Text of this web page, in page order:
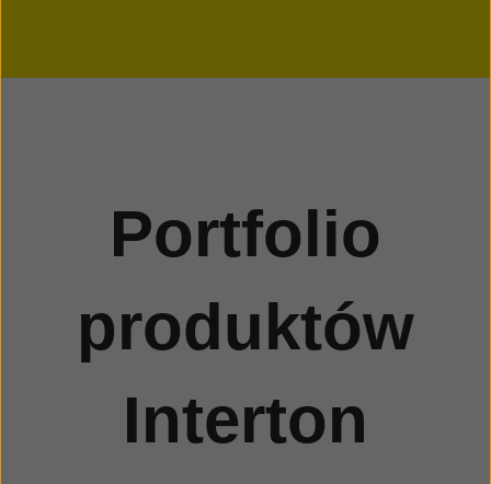
Portfolio
produktów
Interton